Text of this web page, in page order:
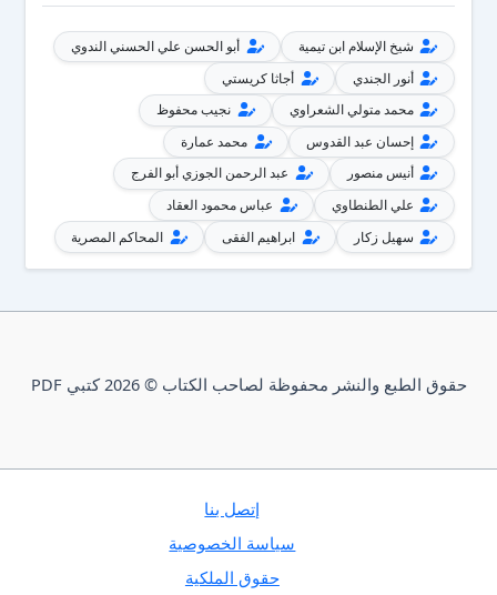
شيخ الإسلام ابن تيمية
أبو الحسن علي الحسني الندوي
أنور الجندي
أجاثا كريستي
محمد متولي الشعراوي
نجيب محفوظ
إحسان عبد القدوس
محمد عمارة
أنيس منصور
عبد الرحمن الجوزي أبو الفرج
علي الطنطاوي
عباس محمود العقاد
سهيل زكار
ابراهيم الفقى المحاكم المصرية
حقوق الطبع والنشر محفوظة لصاحب الكتاب © 2026 كتبي PDF
إتصل بنا
سياسة الخصوصية
حقوق الملكية